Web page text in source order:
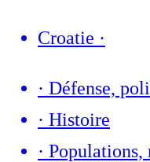
Croatie ·
· Défense,
· Histoire
·